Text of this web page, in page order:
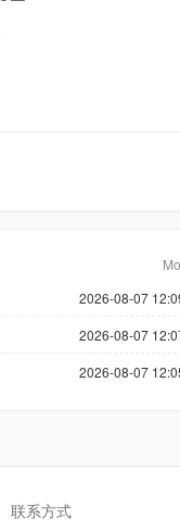
2026-08-07
2026-08-07
2026-08-07
联系方式